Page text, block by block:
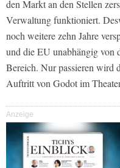
den Markt an den Stellen
Verwaltung funktioniert.
noch weitere zehn Jahre
und die EU unabhängig von
Bereich. Nur passieren wird
Auftritt von Godot im
Anzeige